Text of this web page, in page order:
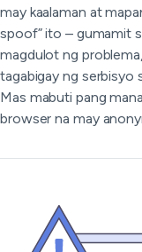
may kaalaman at
spoof” ito – gumamit
magdulot ng
tagabigay ng serbisyo
Mas mabuti pang
browser na may